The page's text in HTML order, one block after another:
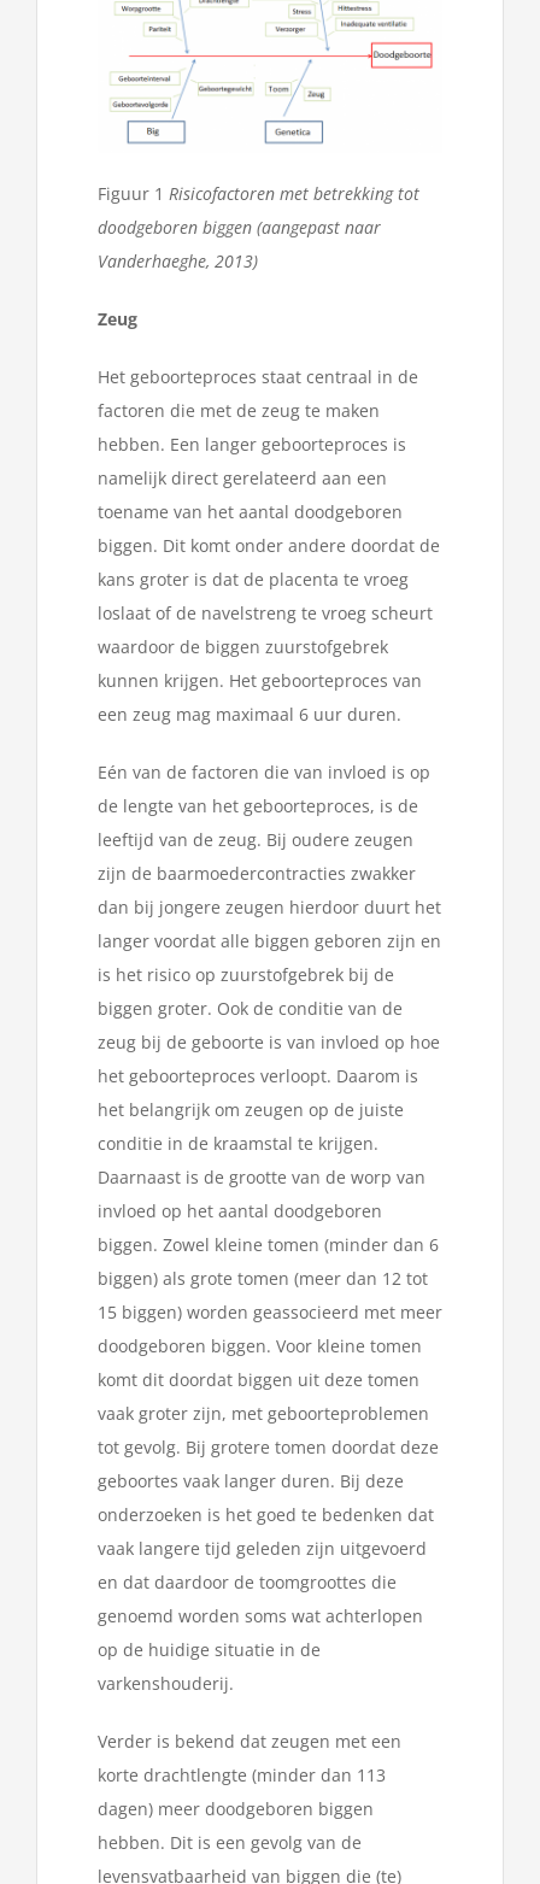
Figuur 1 Risicofactoren met betrekking tot
doodgeboren biggen (aangepast naar
Vanderhaeghe, 2013)
Zeug
Het geboorteproces staat centraal in de
factoren die met de zeug te maken
hebben. Een langer geboorteproces is
namelijk direct gerelateerd aan een
toename van het aantal doodgeboren
biggen. Dit komt onder andere doordat de
kans groter is dat de placenta te vroeg
loslaat of de navelstreng te vroeg scheurt
waardoor de biggen zuurstofgebrek
kunnen krijgen. Het geboorteproces van
een zeug mag maximaal 6 uur duren.
Eén van de factoren die van invloed is op
de lengte van het geboorteproces, is de
leeftijd van de zeug. Bij oudere zeugen
zijn de baarmoedercontracties zwakker
dan bij jongere zeugen hierdoor duurt het
langer voordat alle biggen geboren zijn en
is het risico op zuurstofgebrek bij de
biggen groter. Ook de conditie van de
zeug bij de geboorte is van invloed op hoe
het geboorteproces verloopt. Daarom is
het belangrijk om zeugen op de juiste
conditie in de kraamstal te krijgen.
Daarnaast is de grootte van de worp van
invloed op het aantal doodgeboren
biggen. Zowel kleine tomen (minder dan 6
biggen) als grote tomen (meer dan 12 tot
15 biggen) worden geassocieerd met meer
doodgeboren biggen. Voor kleine tomen
komt dit doordat biggen uit deze tomen
vaak groter zijn, met geboorteproblemen
tot gevolg. Bij grotere tomen doordat deze
geboortes vaak langer duren. Bij deze
onderzoeken is het goed te bedenken dat
vaak langere tijd geleden zijn uitgevoerd
en dat daardoor de toomgroottes die
genoemd worden soms wat achterlopen
op de huidige situatie in de
varkenshouderij.
Verder is bekend dat zeugen met een
korte drachtlengte (minder dan 113
dagen) meer doodgeboren biggen
hebben. Dit is een gevolg van de
levensvatbaarheid van biggen die (te)